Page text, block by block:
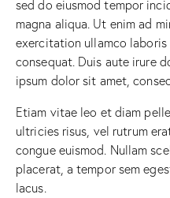
sed do eiusmod tempor
magna aliqua. Ut enim ad
exercitation ullamco
consequat. Duis aute irure
ipsum dolor sit amet,
Etiam vitae leo et diam
ultricies risus, vel rutrum
congue euismod. Nullam
placerat, a tempor sem
lacus.